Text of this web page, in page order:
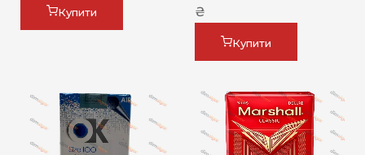
Купити
₴
Купити